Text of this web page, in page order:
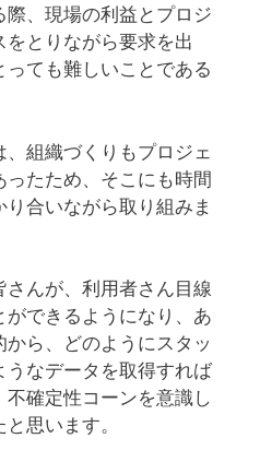
、現場の利益とプロジ
とりながら要求を出
ても難しいことである
組織づくりもプロジェ
たため、そこにも時間
合いながら取り組みま
んが、利用者さん目線
できるようになり、あ
ら、どのようにスタッ
なデータを取得すれば
確定性コーンを意識し
思います。